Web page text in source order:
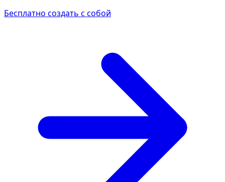
Бесплатно создать с собой